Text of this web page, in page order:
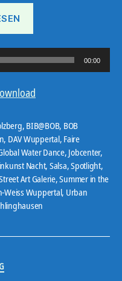
00:00
, BIB@BOB, BOB
, DAV Wuppertal, Faire
Water Dance, Jobcenter,
Nacht, Salsa,Spotlight,
Art Galerie,Summer in the
Weiss Wuppertal, Urban